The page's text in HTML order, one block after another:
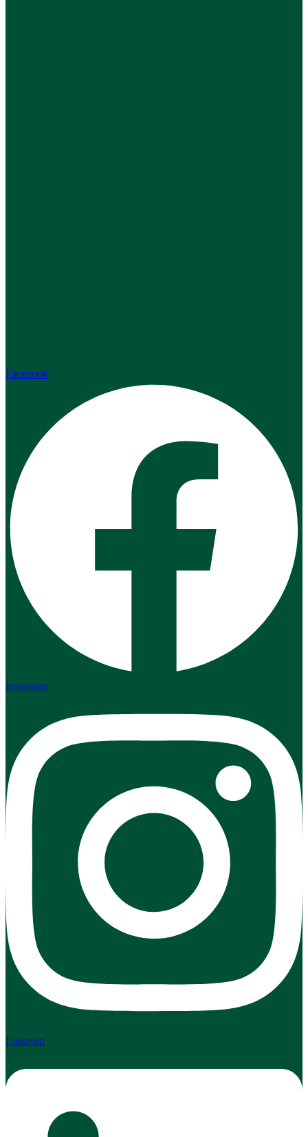
Facebook
Instagram
Linkedin